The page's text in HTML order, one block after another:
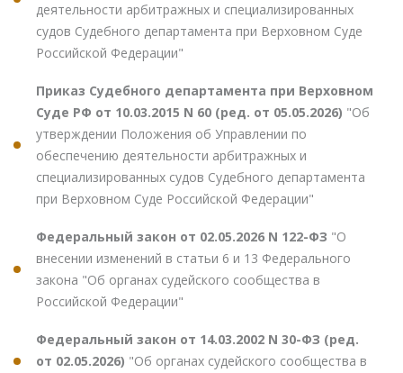
деятельности арбитражных и специализированных
судов Судебного департамента при Верховном Суде
Российской Федерации"
Приказ Судебного департамента при Верховном
Суде РФ от 10.03.2015 N 60 (ред. от 05.05.2026) "Об
утверждении Положения об Управлении по
обеспечению деятельности арбитражных и
специализированных судов Судебного департамента
при Верховном Суде Российской Федерации"
Федеральный закон от 02.05.2026 N 122-ФЗ "О
внесении изменений в статьи 6 и 13 Федерального
закона "Об органах судейского сообщества в
Российской Федерации"
Федеральный закон от 14.03.2002 N 30-ФЗ (ред.
от 02.05.2026) "Об органах судейского сообщества в